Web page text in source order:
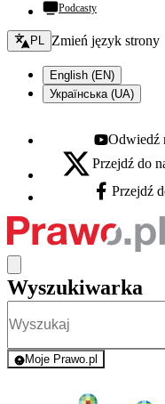
Podcasty
Zmień język - bieżący:
PL Zmień język strony
English (EN)
Українська (UA)
Youtube -
Odwiedź
X - otwiera się w nowej
Przejdź do
Facebook -
Przejdź
Wyszukiwarka
Moje Prawo.pl
- rejestracja i